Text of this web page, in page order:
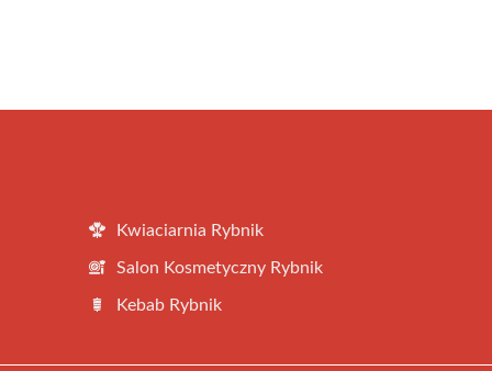
Kwiaciarnia Rybnik
Salon Kosmetyczny Rybnik
Kebab Rybnik